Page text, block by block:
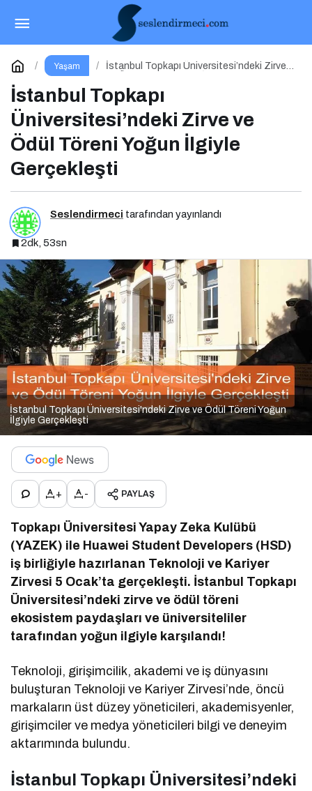
Yaşam
İstanbul Topkapı Üniversitesi’ndeki Zirve
İstanbul Topkapı
Üniversitesi’ndeki Zirve ve
Ödül Töreni Yoğun İlgiyle
Gerçekleşti
Seslendirmeci tarafından yayınlandı
2dk, 53sn
İstanbul Topkapı Üniversitesi'ndeki Zirve ve Ödül Töreni Yoğun
İlgiyle Gerçekleşti
+ - PAYLAŞ
Topkapı Üniversitesi Yapay Zeka Kulübü
(YAZEK) ile Huawei Student Developers (HSD)
iş birliğiyle hazırlanan Teknoloji ve Kariyer
Zirvesi 5 Ocak’ta gerçekleşti. İstanbul Topkapı
Üniversitesi’ndeki zirve ve ödül töreni
ekosistem paydaşları ve üniversiteliler
tarafından yoğun ilgiyle karşılandı!
Teknoloji, girişimcilik, akademi ve iş dünyasını
buluşturan Teknoloji ve Kariyer Zirvesi’nde, öncü
markaların üst düzey yöneticileri, akademisyenler,
girişimciler ve medya yöneticileri bilgi ve deneyim
aktarımında bulundu.
İstanbul Topkapı Üniversitesi’ndeki
2025 Türkiye Kalıcı Makyaj Sektör Raporu
Açıklandı
Yorum Yap